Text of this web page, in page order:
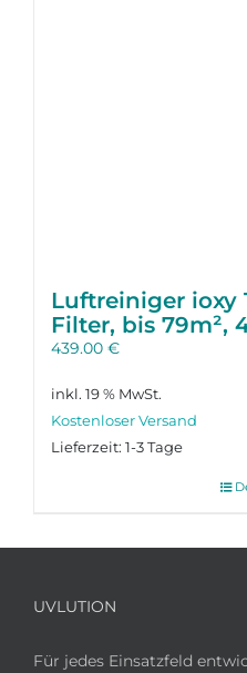
Luftreiniger ioxy
Filter, bis 79m²,
439.00 €
inkl. 19 % MwSt.
Lieferzeit: 1-3 Tage
UVLUTION
Für jedes Einsatzfeld